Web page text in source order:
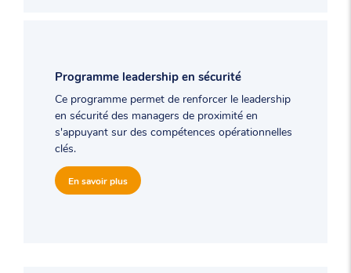
Programme leadership en sécurité
Ce programme permet de renforcer le leadership
en sécurité des managers de proximité en
s'appuyant sur des compétences opérationnelles
clés.
En savoir plus